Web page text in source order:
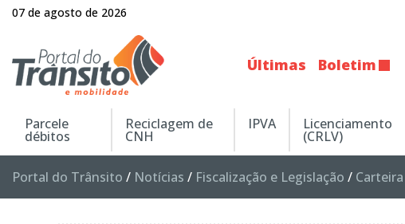
07 de agosto de 2026
Últimas Boletim
Parcele
débitos
Reciclagem de
CNH
IPVA Licenciamento
(CRLV)
Portal do Trânsito / Notícias / Fiscalização e Legislação /